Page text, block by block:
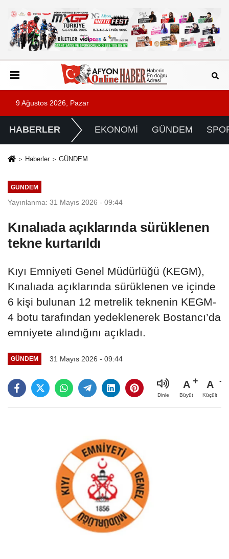
9 Ağustos 2026, Pazar
HABERLER EKONOMİ GÜNDEM
Haberler GÜNDEM
GÜNDEM
Yayınlanma: 31 Mayıs 2026 - 09:44
Kınalıada açıklarında sürüklenen
tekne kurtarıldı
Kıyı Emniyeti Genel Müdürlüğü (KEGM),
Kınalıada açıklarında sürüklenen ve içinde
6 kişi bulunan 12 metrelik teknenin KEGM-
4 botu tarafından yedeklenerek Bostancı’da
emniyete alındığını açıkladı.
GÜNDEM 31 Mayıs 2026 - 09:44
Dinle
A
Büyüt
A
Küçült